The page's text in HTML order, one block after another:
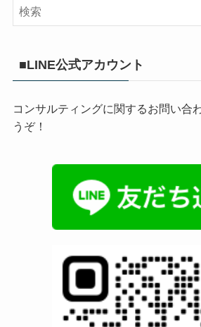
■LINE公式アカウント
コンサルティングに関するお問い合
うぞ！